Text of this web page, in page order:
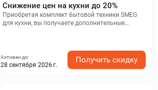
Снижение цен на кухни до 20%
Приобретая комплект бытовой техники SMEG
для кухни, вы получаете дополнительные
прибора разных групп; 20% - за духовой шкаф +
3 и более разных приборов. В комплекте
Активен до:
28 сентября 2026 г.
Получить скидку